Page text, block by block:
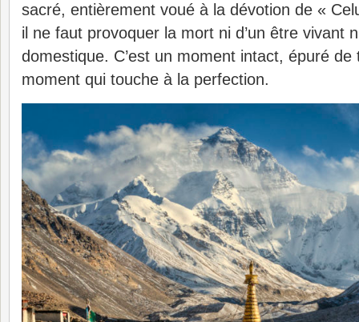
sacré, entièrement voué à la dévotion de «
il ne faut provoquer la mort ni d’un être vivant
domestique. C’est un moment intact, épuré
moment qui touche à la perfection.